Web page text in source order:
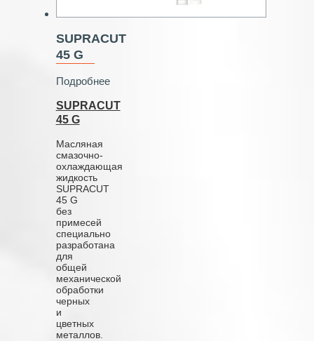
SUPRACUT
45 G
Подробнее
SUPRACUT
45 G
Масляная
смазочно-
охлаждающая
жидкость
SUPRACUT
45 G
без
примесей
специально
разработана
для
общей
механической
обработки
черных
и
цветных
металлов.